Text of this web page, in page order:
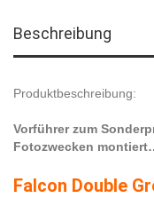
Beschreibung
Produktbeschreibung:
Vorführer zum
Fotozwecken
Falcon Double